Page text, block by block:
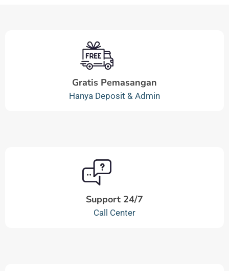
Gratis Pemasangan
Hanya Deposit & Admin
Support 24/7
Call Center